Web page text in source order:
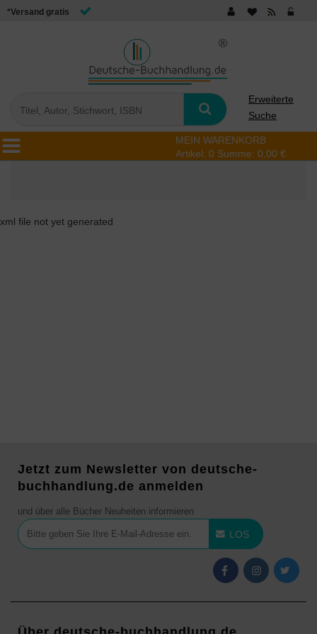
*Versand gratis
Erweiterte
Suche
MEIN WARENKORB
Artikel: 0 Summe: 0,00 €
xml file not yet generated
Jetzt zum Newsletter von deutsche-
buchhandlung.de anmelden
und über alle Bücher Neuheiten informieren
LOS